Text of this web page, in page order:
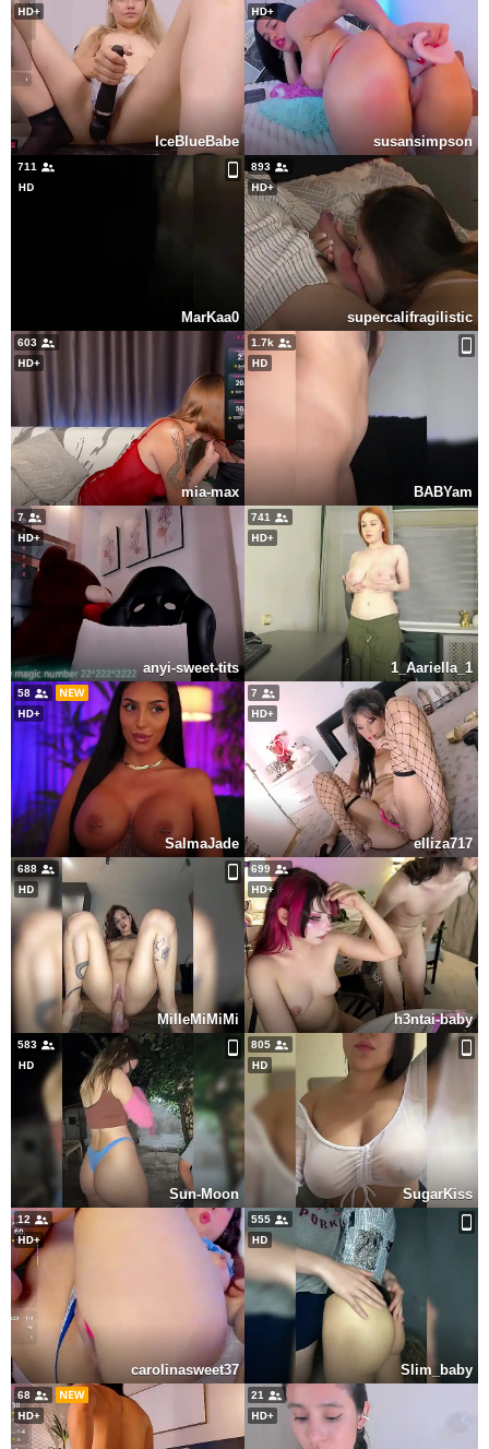
susansimpson
IceBlueBabe
893
supercalifragilistic
711
MarKaa0
1.7k
BABYam
603
mia-max
741
1_Aariella_1
7
anyi-sweet-tits
7
elliza717
58
SalmaJade
699
h3ntai-baby
688
MilleMiMiMi
805
SugarKiss
583
Sun-Moon
555
Slim_baby
12
carolinasweet37
21
68